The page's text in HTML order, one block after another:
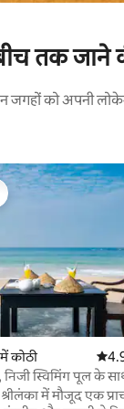
तक जाने
जगहों को अपनी
कोठी औसत
निजी स्विमिंग पूल के
में मौजूद एक